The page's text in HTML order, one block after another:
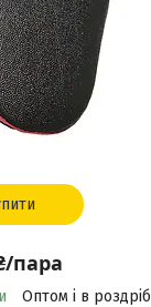
пара
Оптом і в роздріб